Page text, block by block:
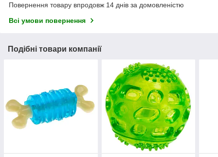
Повернення товару впродовж 14 днів за домовленістю
Всі умови повернення
Подібні товари компанії